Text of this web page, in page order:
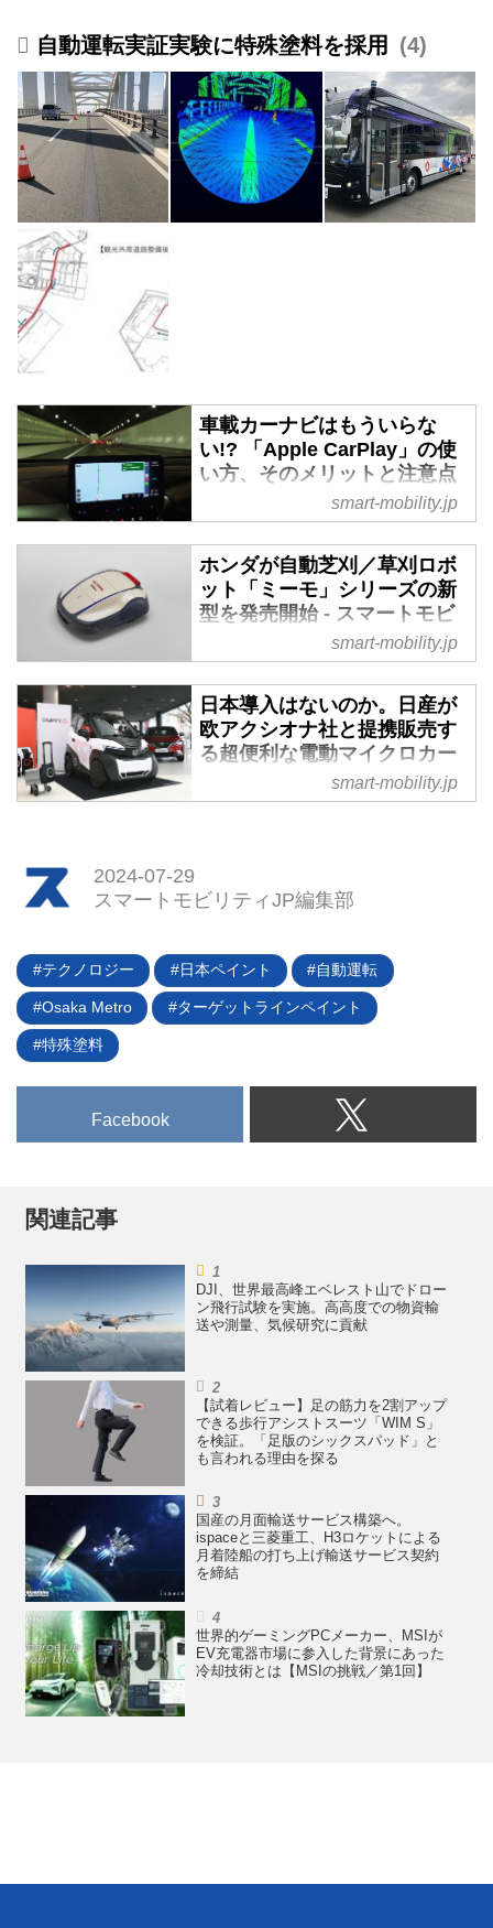
自動運転実証実験に特殊塗料を採用 4
車載カーナビはもういらな
い!? 「Apple CarPlay」の使
い方、そのメリットと注意点
とは - スマートモビリティJP
で、ナビをはじめさまざまなアプ
リを車載ディスプレイで利用でき
るのが「Apple CarPlay」だが、
今回はその便利な機能を100％使
いこなす方法をわかりやすく解説
したい。
smart-mobility.jp
ホンダが自動芝刈／草刈ロボ
ット「ミーモ」シリーズの新
型を発売開始 - スマートモビ
ト芝刈機／草刈機「Miimo（ミー
モ）」シリーズの改良モデル
「Miimo HRM2500 Live」と
「Grass Miimo HRM4000 Live」
を発売した。
囲内の芝刈り／草刈り作業を設定
う電動ロボット芝刈機。2017年
に初代モデル「Miimo HRM520」
が発売されて以来、公園や幼稚
園、学校、企業などで芝刈り・草
smart-mobility.jp
日本導入はないのか。日産が
欧アクシオナ社と提携販売す
る超便利な電動マイクロカー
- スマートモビリティJP
イレンス」から発売されている電
動バイクとマイクロモビリティを
る。2024年6月のフランス／イタ
リアを皮切りに、9月にはドイツ
でも発売が予定され、去る7月15
れた。（タイトル写真は日産車と
並んで販売される「サイレンス
S04ナノカー」）
smart-mobility.jp
2024-07-29
スマートモビリティJP編集部
テクノロジー 日本ペイント 自動運転
Osaka Metro ターゲットラインペイント
特殊塗料
Facebook
関連記事
DJI、世界最高峰エベレスト山でドロー
ン飛行試験を実施。高高度での物資輸
送や測量、気候研究に貢献
【試着レビュー】足の筋力を2割アップ
できる歩行アシストスーツ「WIM S」
を検証。「足版のシックスパッド」と
も言われる理由を探る
国産の月面輸送サービス構築へ。
ispaceと三菱重工、H3ロケットによる
月着陸船の打ち上げ輸送サービス契約
を締結
世界的ゲーミングPCメーカー、MSIが
EV充電器市場に参入した背景にあった
冷却技術とは【MSIの挑戦／第1回】